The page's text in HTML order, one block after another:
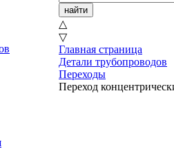
△
▽
Главная страница
Детали трубопроводов
Переходы
Переход